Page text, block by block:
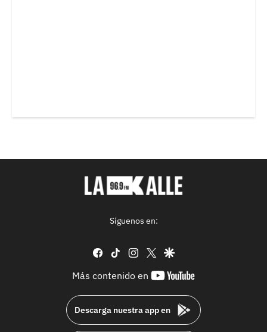
Síguenos en:
facebook
tiktok instagram
twittergoogle
Más contenido en
youtube-
Descarga nuestra app en